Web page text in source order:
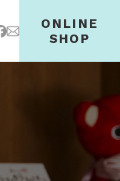
ONLINE
SHOP